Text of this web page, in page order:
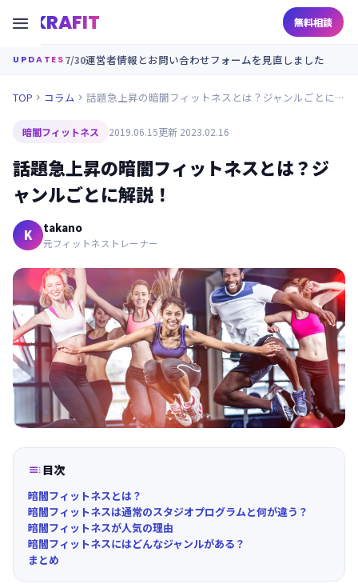
KRAFIT 無料相談

UPDATES 7/30運営者情報とお問い合わせフォームを見直しました
TOP  コラム  話題急上昇の暗闇フィットネスとは？ジャンルごとに解説！
暗闇フィットネス 2019.06.15更新 2023.02.16
話題急上昇の暗闇フィットネスとは？ジ
ャンルごとに解説！
K takano
元フィットネストレーナー
目次
暗闇フィットネスとは？
暗闇フィットネスは通常のスタジオプログラムと何が違う？
暗闇フィットネスが人気の理由
暗闇フィットネスにはどんなジャンルがある？
まとめ